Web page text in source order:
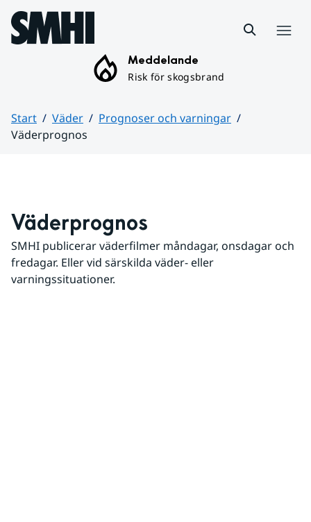
Hoppa till sidans innehåll
Meddelande
Risk för skogsbrand
Start Väder
Prognoser och varningar
Väderprognos
Väderprognos
SMHI publicerar väderfilmer måndagar, onsdagar och
fredagar. Eller vid särskilda väder- eller
varningssituationer.